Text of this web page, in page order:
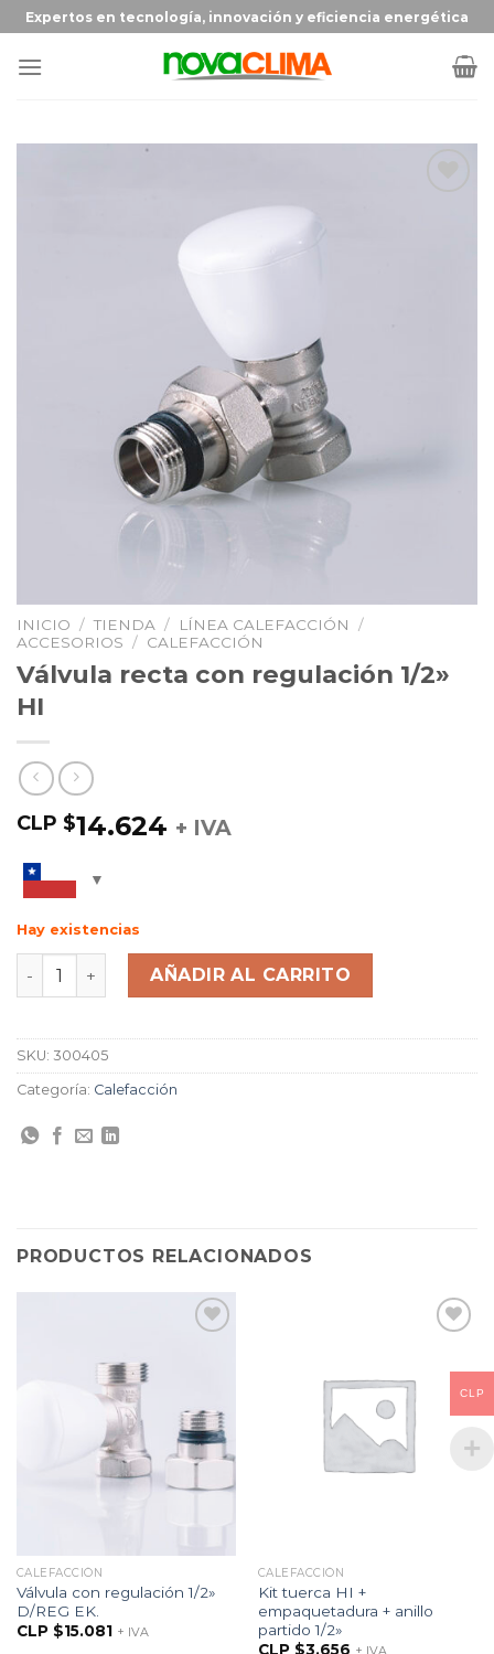
Expertos en tecnología, innovación y eficiencia energética
INICIO / TIENDA / LÍNEA CALEFACCIÓN
/
ACCESORIOS / CALEFACCIÓN
Válvula recta con regulación 1/2»
HI
CLP $14.624 + IVA
Hay existencias
AÑADIR AL CARRITO
SKU: 300405
Categoría: Calefacción
PRODUCTOS RELACIONADOS
CALEFACCIÓN
Válvula con regulación 1/2»
D/REG EK.
CLP $15.081 + IVA
CALEFACCIÓN
Kit tuerca HI +
empaquetadura + anillo
partido 1/2»
CLP $3.656
CLP